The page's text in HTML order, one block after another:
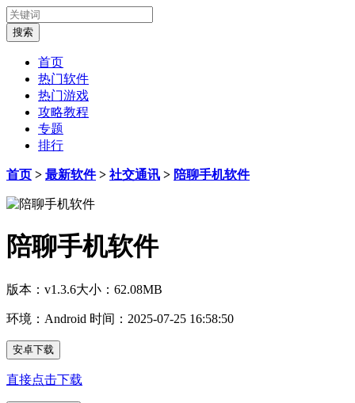
首页
热门软件
热门游戏
攻略教程
专题
排行
首页 > 最新软件> 社交通讯 > 陪聊手机软件
陪聊手机软件
版本：v1.3.6大小：62.08MB
环境：Android 时间：2025-07-25 16:58:50
安卓下载
直接点击下载